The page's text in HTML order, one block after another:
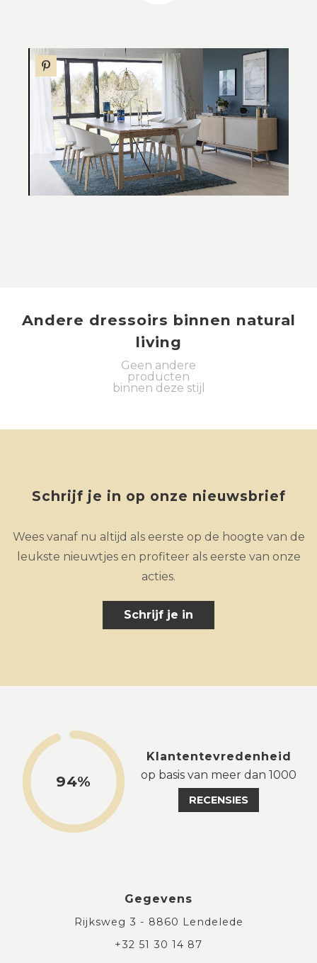
Andere dressoirs binnen natural
living
Geen andere
producten
binnen deze stijl
Schrijf je in op onze nieuwsbrief
Wees vanaf nu altijd als eerste op de hoogte van de
leukste nieuwtjes en profiteer als eerste van onze
acties.
Schrijf je in
94%
Klantentevredenheid
op basis van meer dan 1000
RECENSIES
Gegevens
Rijksweg 3 - 8860 Lendelede
+32 51 30 14 87